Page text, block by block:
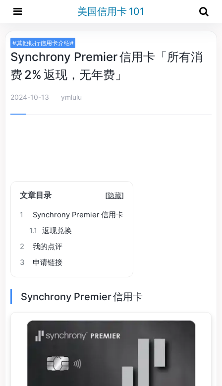
美国信用卡 101
#其他银行信用卡介绍#
Synchrony Premier 信用卡「所有消
费 2% 返现，无年费」
2024-10-13 ymlulu
文章目录 [隐藏]
1
Synchrony Premier 信用卡
1.1
返现兑换
2
我的点评
3
申请链接
Synchrony Premier 信用卡